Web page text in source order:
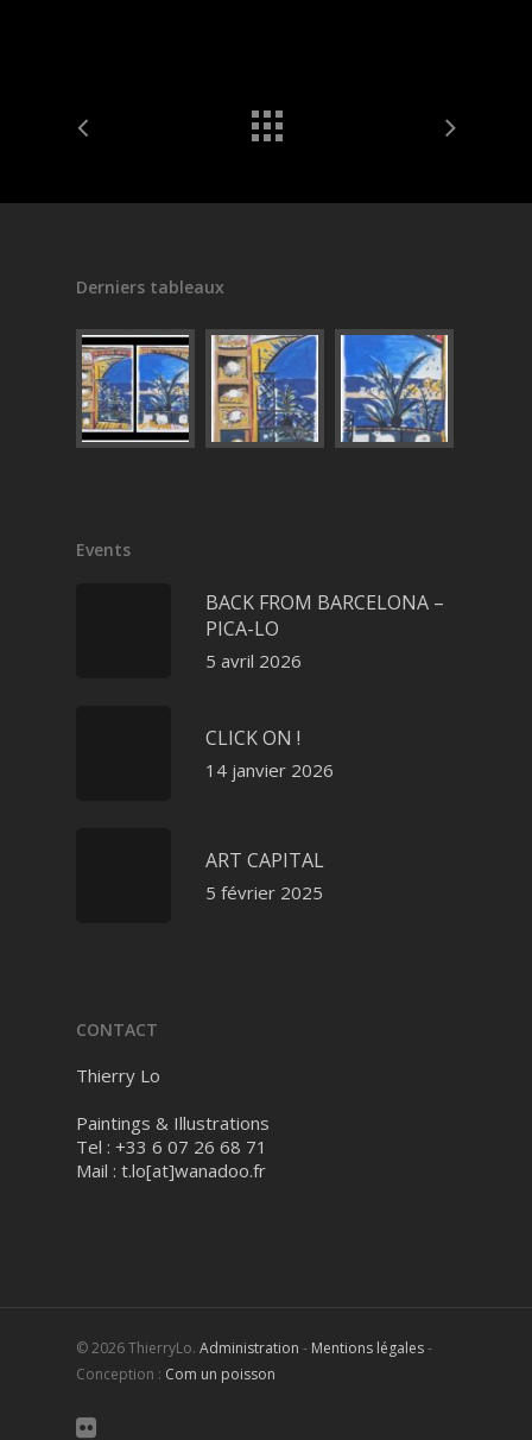
Derniers tableaux
Events
BACK FROM BARCELONA –
PICA-LO
5 avril 2026
CLICK ON !
14 janvier 2026
ART CAPITAL
5 février 2025
CONTACT
Thierry Lo
Paintings & Illustrations
Tel : +33 6 07 26 68 71
Mail : t.lo[at]wanadoo.fr
© 2026 ThierryLo. Administration - Mentions légales-
Conception : Com un poisson